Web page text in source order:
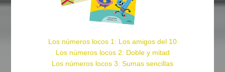
Los números locos 1: Los amigos del 10
Los números locos 2: Doble y mitad
Los números locos 3: Sumas sencillas